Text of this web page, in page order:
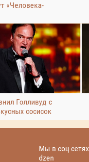
«Человека-
Голливуд с
сосисок
Мы в соц сетях
dzen